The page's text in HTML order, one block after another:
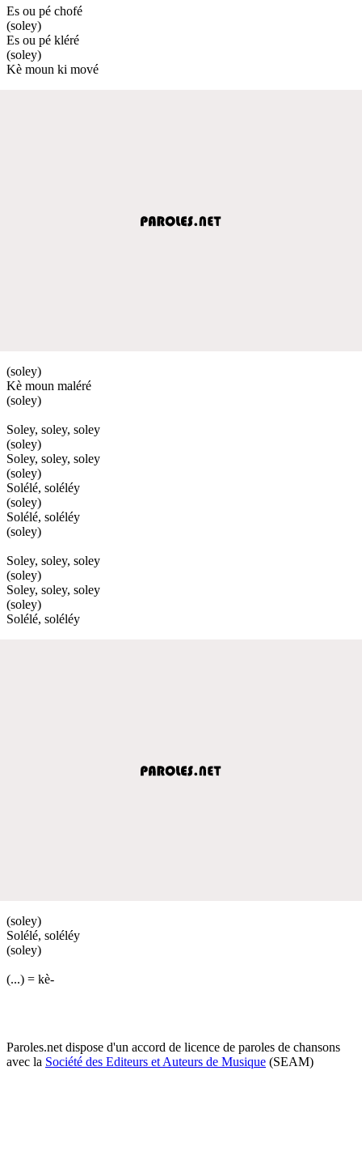
Es ou pé chofé
(soley)
Es ou pé kléré
(soley)
Kè moun ki mové
(soley)
Kè moun maléré
(soley)
Soley, soley, soley
(soley)
Soley, soley, soley
(soley)
Solélé, soléléy
(soley)
Solélé, soléléy
(soley)
Soley, soley, soley
(soley)
Soley, soley, soley
(soley)
Solélé, soléléy
(soley)
Solélé, soléléy
(soley)
(...) = kè-
Paroles.net dispose d'un accord de licence de paroles de chansons
avec la Société des Editeurs et Auteurs de Musique (SEAM)